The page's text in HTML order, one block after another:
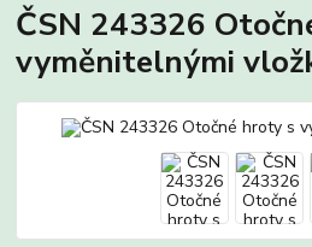
ČSN 243326
vyměnitelnými